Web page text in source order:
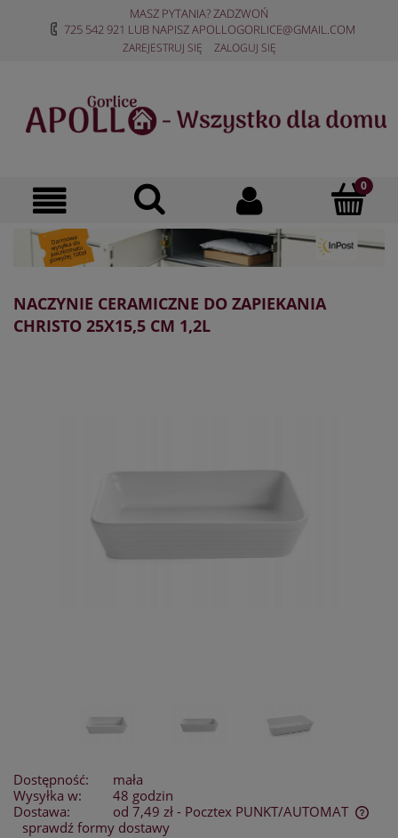
MASZ PYTANIA? ZADZWOŃ
725 542 921 LUB NAPISZAPOLLOGORLICE@GMAIL.COM
ZAREJESTRUJ SIĘ ZALOGUJ SIĘ
NACZYNIE CERAMICZNE DO ZAPIEKANIA
CHRISTO 25X15,5 CM 1,2L
Dostępność:
mała
Wysyłka w:
48 godzin
Dostawa:
od 7,49 zł - Pocztex PUNKT/AUTOMAT
Cena nie zawiera ewentualnych kosztów płatności
sprawdź formy dostawy